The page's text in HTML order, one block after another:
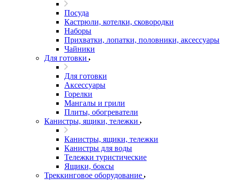
Посуда
Кастрюли, котелки, сковородки
Наборы
Прихватки, лопатки, половники, аксессуары
Чайники
Для готовки
Для готовки
Аксессуары
Горелки
Мангалы и грили
Плиты, обогреватели
Канистры, ящики, тележки
Канистры, ящики, тележки
Канистры для воды
Тележки туристические
Ящики, боксы
Треккинговое оборудование